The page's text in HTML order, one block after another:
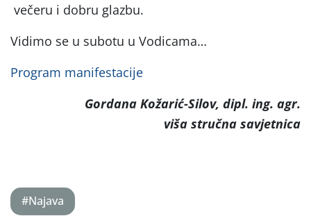
večeru i dobru glazbu.
Vidimo se u subotu u Vodicama…
Program manifestacije
Gordana Kožarić-Silov, dipl. ing. agr.
viša stručna savjetnica
#Najava